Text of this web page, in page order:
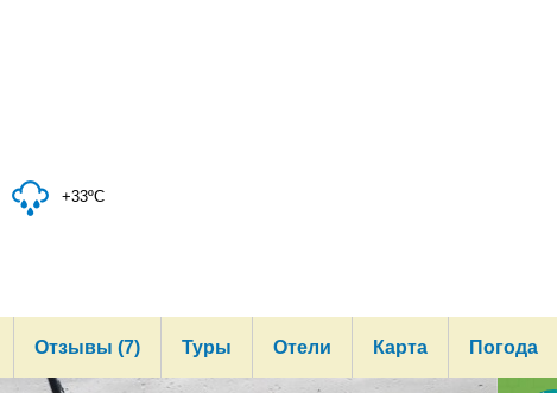
+33ºC
Отзывы (7) Туры Отели Карта Погода